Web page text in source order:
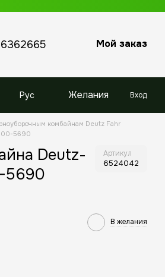
Мой заказ
Рус Желания Вход
комбайнам Deutz Fahr
5690
Deutz-
5690
Артикул
6524042
В желания